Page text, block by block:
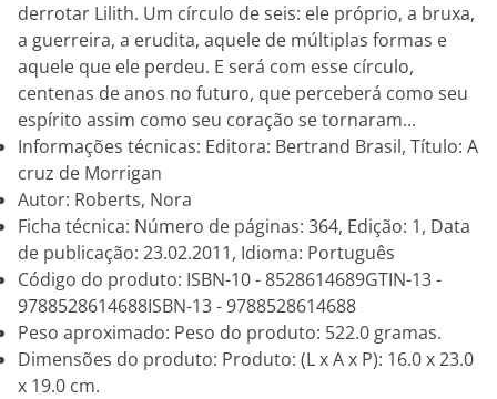
derrotar Lilith. Um círculo de seis: ele próprio, a bruxa,
a guerreira, a erudita, aquele de múltiplas formas e
aquele que ele perdeu. E será com esse círculo,
centenas de anos no futuro, que perceberá como seu
espírito assim como seu coração se tornaram...
Informações técnicas: Editora: Bertrand Brasil, Título: A
cruz de Morrigan
Autor: Roberts, Nora
Ficha técnica: Número de páginas: 364, Edição: 1, Data
de publicação: 23.02.2011, Idioma: Português
Código do produto: ISBN-10 - 8528614689GTIN-13 -
9788528614688ISBN-13 - 9788528614688
Peso aproximado: Peso do produto: 522.0 gramas.
Dimensões do produto: Produto: (L x A x P): 16.0 x 23.0
x 19.0 cm.